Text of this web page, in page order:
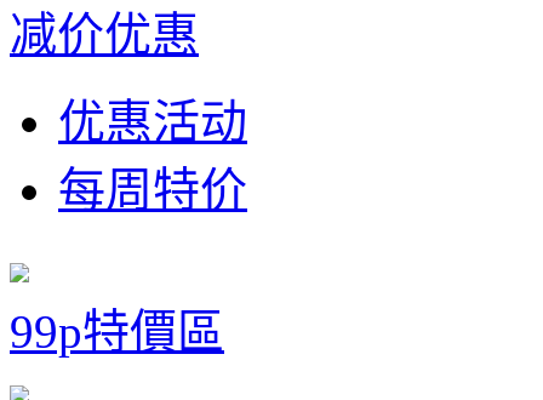
减价优惠
优惠活动
每周特价
99p特價區